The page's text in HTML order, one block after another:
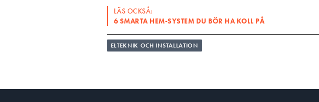
LÄS OCKSÅ:
6 SMARTA HEM-SYSTEM DU BÖR HA KOLL PÅ
ELTEKNIK OCH INSTALLATION